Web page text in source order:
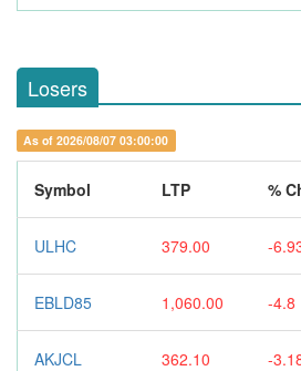
Losers
As of 2026/08/07 03:00:00
Symbol LTP %
ULHC 379.00 -
EBLD85 1,060.00 -4.8
AKJCL 362.10 -